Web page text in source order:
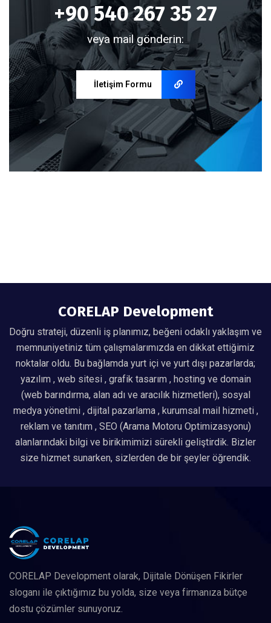
+90 540 267 35 27
veya mail gönderin:
İletişim Formu
CORELAP Development
Doğru strateji, düzenli iş planımız, beğeni odaklı yaklaşım ve
memnuniyetiniz tüm çalışmalarımızda en dikkat ettiğimiz
noktalar oldu. Bu bağlamda yurt içi ve yurt dışı pazarlarda;
yazılım , web sitesi , grafik tasarım , hosting ve domain
(web barındırma, alan adı ve aracılık hizmetleri), sosyal
medya yönetimi , dijital pazarlama , kurumsal mail hizmeti ,
reklam ve tanıtım , SEO (Arama Motoru Optimizasyonu)
alanlarındaki bilgi ve birikimimizi sürekli geliştirdik. Bizler
size hizmet sunarken, sizlerden de bir şeyler öğrendik.
CORELAP Development olarak, Dijitale Dönüşen Fikirler
sloganı ile çıktığımız bu yolda, size veya firmanıza bütçe
dostu çözümler sunuyoruz.